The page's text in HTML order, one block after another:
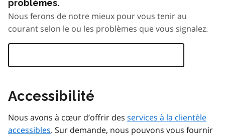
problèmes.
Nous ferons de notre mieux pour vous tenir au
courant selon le ou les problèmes que vous signalez.
Accessibilité
Nous avons à cœur d’offrir des services à la clientèle
accessibles. Sur demande, nous pouvons vous fournir